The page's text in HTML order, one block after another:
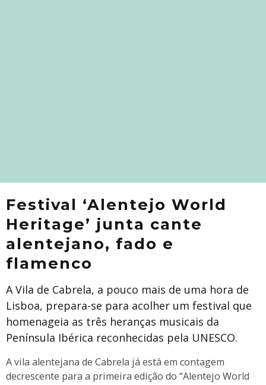
Festival ‘Alentejo World
Heritage’ junta cante
alentejano, fado e
flamenco
A Vila de Cabrela, a pouco mais de uma hora de
Lisboa, prepara-se para acolher um festival que
homenageia as três heranças musicais da
Península Ibérica reconhecidas pela UNESCO.
A vila alentejana de Cabrela já está em contagem
decrescente para a primeira edição do “Alentejo World